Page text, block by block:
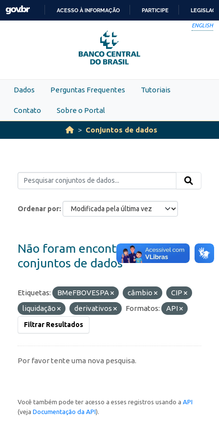
Skip to main content
PARA
O
CONTEÚDO
ACESSO À INFORMAÇÃO PARTICIPE
ENGLISH
Dados Perguntas Frequentes Tutoriais
Contato Sobre o Portal
Conjuntos de dados
Ordenar por
Não foram encontrados
conjuntos de dados
Etiquetas: BMeFBOVESPA câmbio
CIP
liquidação
derivativos Formatos: API
Filtrar Resultados
Por favor tente uma nova pesquisa.
Você também pode ter acesso a esses registros usando a API
(veja Documentação da API).